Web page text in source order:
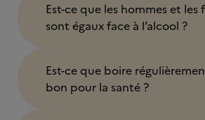
Est-ce que les hommes et les
sont égaux face à l’alcool ?
Est-ce que boire
bon pour la santé ?